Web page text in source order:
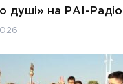
душі» на РАІ-Радіо